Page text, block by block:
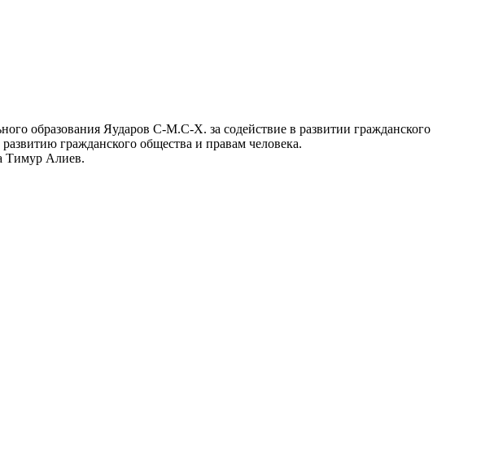
образования Яударов C-М.С-Х. за содействие в развитии гражданского
гражданского общества и правам человека.
Тимур Алиев.